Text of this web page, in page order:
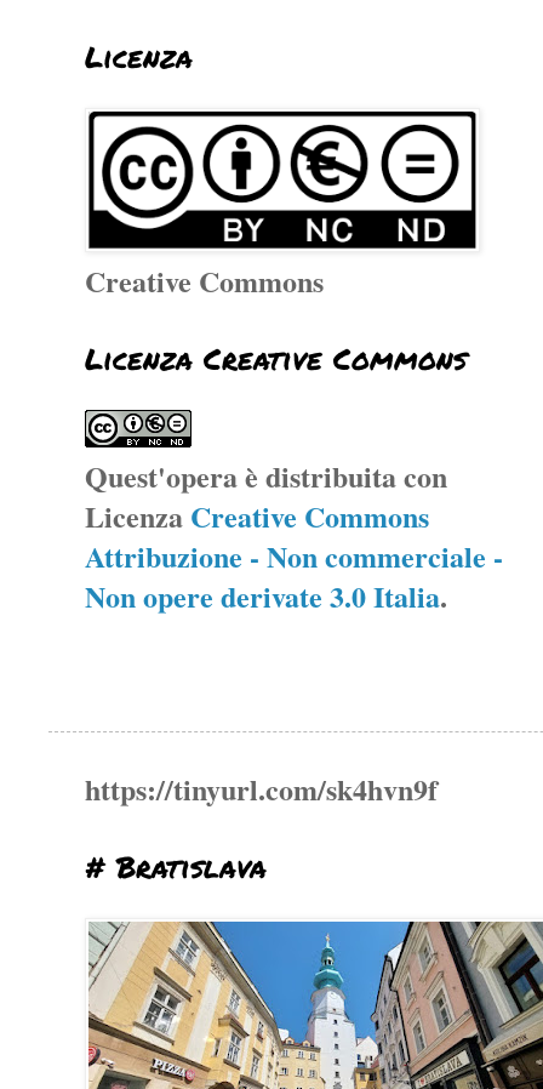
Licenza
Creative Commons
Licenza Creative Commons
Quest'opera è distribuita con
Licenza Creative Commons
Attribuzione - Non commerciale -
Non opere derivate 3.0 Italia.
https://tinyurl.com/sk4hvn9f
# Bratislava